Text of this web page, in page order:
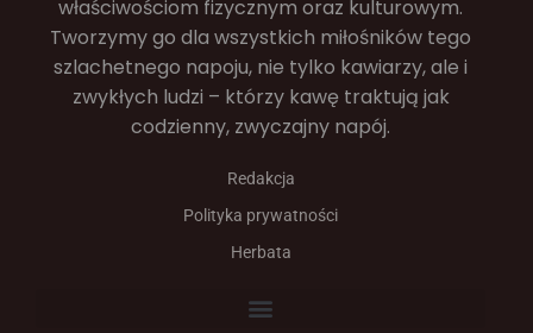
Ten blog poświęcony jest kawie, jej wyjątkowym
właściwościom fizycznym oraz kulturowym.
Tworzymy go dla wszystkich miłośników tego
szlachetnego napoju, nie tylko kawiarzy, ale i
zwykłych ludzi – którzy kawę traktują jak
Redakcja